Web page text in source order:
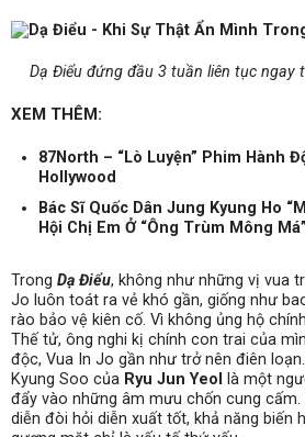
Dạ Điểu đứng đầu 3 tuần liên tục ngay
XEM THÊM:
87North – “Lò Luyện” Phim Hành
Hollywood
Bác Sĩ Quốc Dân Jung Kyung Ho
Hội Chị Em Ở “Ông Trùm Mông Má”
Trong Dạ Điểu, không như những vị vua
Jo luôn toát ra vẻ khó gần, giống như
rào bảo vệ kiên cố. Vì không ủng hộ
Thế tử, ông nghi kị chính con trai của
độc, Vua In Jo gần như trở nên điên
Kyung Soo của Ryu Jun Yeol là một
đẩy vào những âm mưu chốn cung cấm.
diễn đòi hỏi diễn xuất tốt, khả năng biến